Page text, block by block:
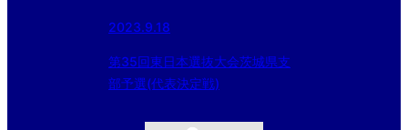
2023.9.18
第35回東日本選抜大会茨城県支
部予選(代表決定戦)